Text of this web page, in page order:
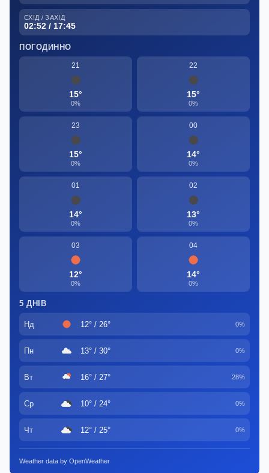
СХІД / ЗАХІД
02:52 / 17:45
ПОГОДИННО
21
15°
0%
22
15°
0%
23
15°
0%
00
14°
0%
01
14°
0%
02
13°
0%
03
12°
0%
04
14°
0%
5 ДНІВ
Нд 12° / 26° 0%
Пн 13° / 30° 0%
Вт 16° / 27° 28%
Ср 10° / 24° 0%
Чт 12° / 25° 0%
Weather data by OpenWeather